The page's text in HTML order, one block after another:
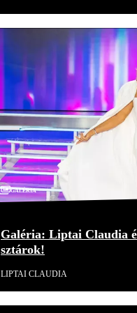
Galéria
Galéria: Liptai Claudia
sztárok!
LIPTAI CLAUDIA